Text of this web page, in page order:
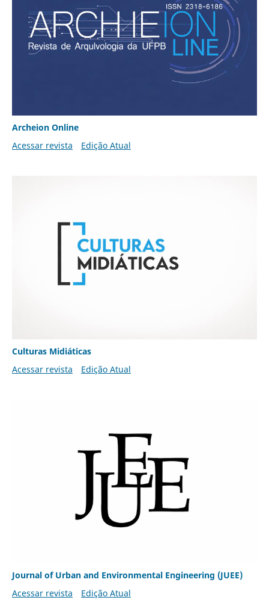
Archeion Online
Acessar revista
Edição Atual
Culturas Midiáticas
Acessar revista
Edição Atual
Journal of Urban and Environmental Engineering (JUEE)
Acessar revista
Edição Atual